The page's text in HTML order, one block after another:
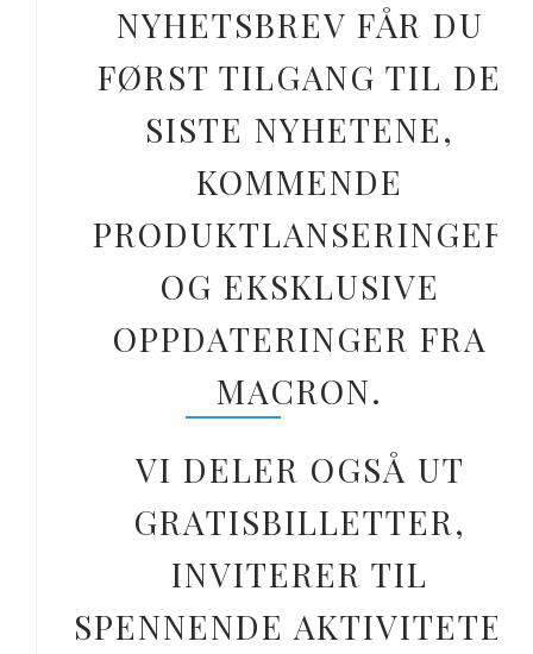
NYHETSBREV FÅR DU
FØRST TILGANG TIL DE
SISTE NYHETENE,
KOMMENDE
PRODUKTLANSERINGER
OG EKSKLUSIVE
OPPDATERINGER FRA
MACRON.
VI DELER OGSÅ UT
GRATISBILLETTER,
INVITERER TIL
SPENNENDE AKTIVITETER